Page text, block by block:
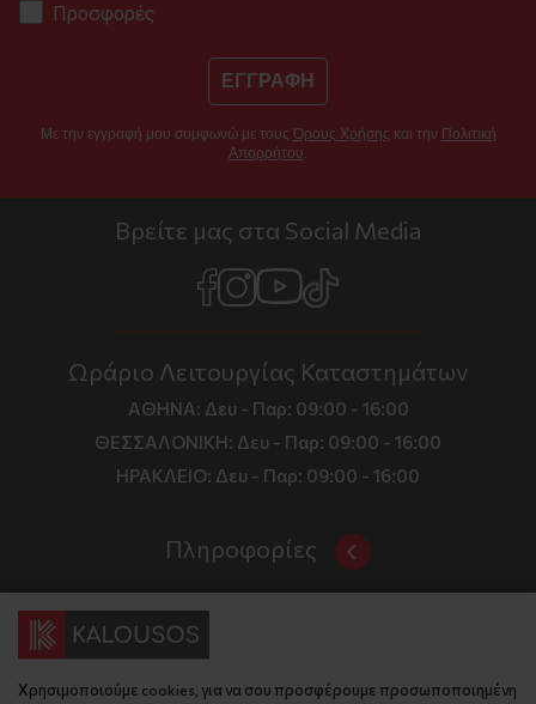
Προσφορές
ΕΓΓΡΑΦΗ
Με την εγγραφή μου συμφωνώ με τους Όρους Χρήσης και την Πολιτική
Απορρήτου.
Βρείτε μας στα Social Media
Ωράριο Λειτουργίας Καταστημάτων
ΑΘΗΝΑ: Δευ - Παρ: 09:00 - 16:00
ΘΕΣΣΑΛΟΝΙΚΗ: Δευ - Παρ: 09:00 - 16:00
ΗΡΑΚΛΕΙΟ: Δευ - Παρ: 09:00 - 16:00
Πληροφορίες
Όροι και Προϋποθέσεις
Τιμές, Τρόποι Αποστολής και Πληρωμής
Πολιτική Απορρήτου
Επικοινωνία
Διεύθυνση
Έδρα: Γράμμου 29, 18345 , Μοσχάτο Αττική
Χρησιμοποιούμε cookies, για να σου προσφέρουμε προσωποποιημένη